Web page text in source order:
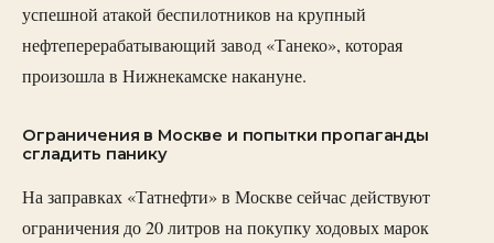
успешной атакой беспилотников на крупный
нефтеперерабатывающий завод «Танеко», которая
произошла в Нижнекамске накануне.
Ограничения в Москве и попытки пропаганды
сгладить панику
На заправках «Татнефти» в Москве сейчас действуют
ограничения до 20 литров на покупку ходовых марок